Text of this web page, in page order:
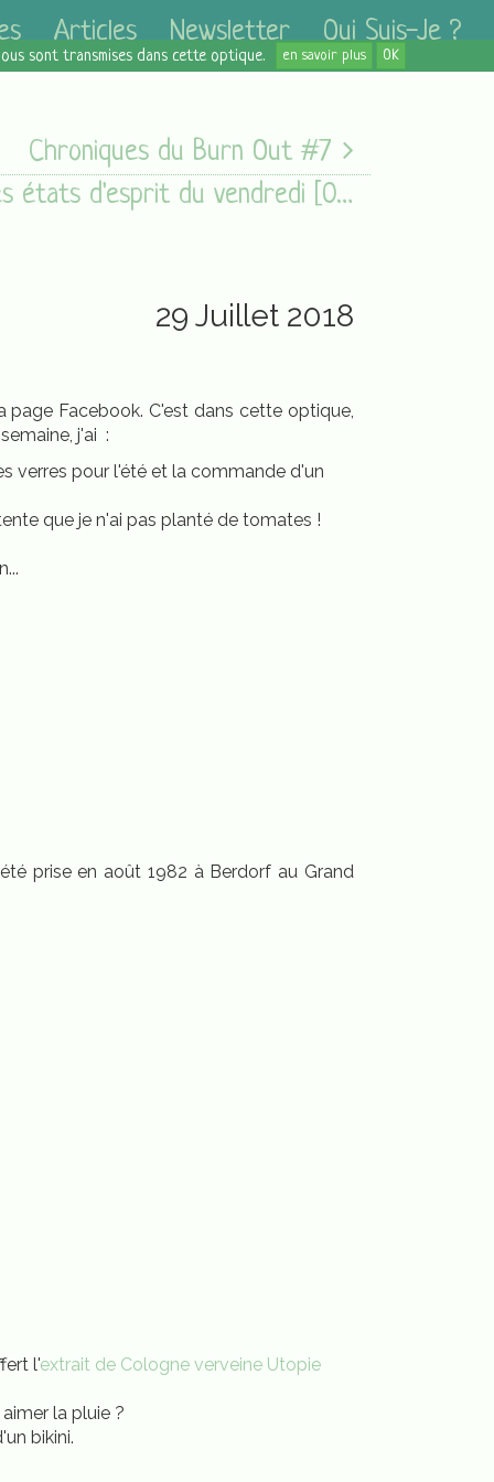
sont transmises dans cette optique. en savoir plus OK
Articles Newsletter Qui Suis-Je ?
Chroniques du Burn Out #7
Les états d'esprit du vendredi [03/08/18]
29 Juillet 2018
page Facebook. C'est dans cette optique,
j'ai :
verres pour l'été et la commande d'un
que je n'ai pas planté de tomates !
prise en août 1982 à Berdorf au Grand
l'extrait de Cologne verveine Utopie
la pluie ?
bikini.